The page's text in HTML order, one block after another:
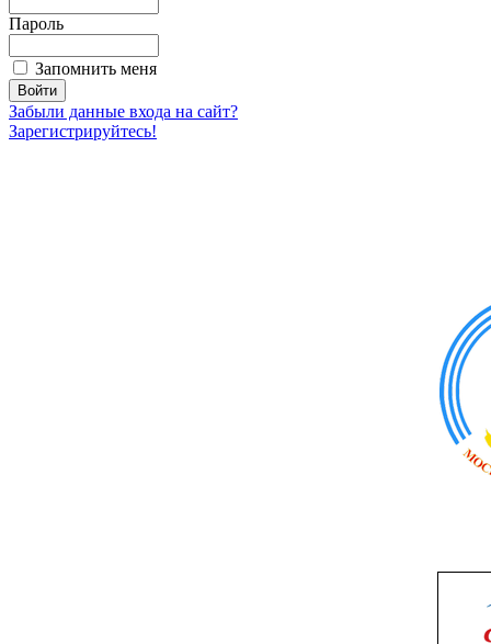
Пароль
Запомнить меня
Забыли данные входа на сайт?
Зарегистрируйтесь!